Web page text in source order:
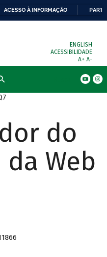
ACESSO À INFORMAÇÃO
ENGLISH
ACESSIBILIDADE
A+ A-
do
Web